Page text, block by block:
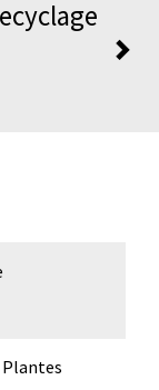
Plantes